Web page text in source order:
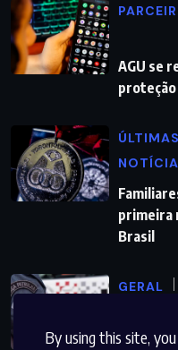
By using this site,
AGU se
proteção
ÚLTIMAS
primeira
Brasil
GERAL
PMs
SP após